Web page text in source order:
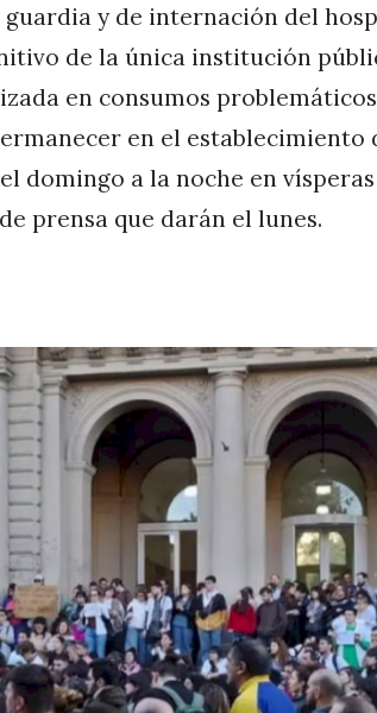
y de internación del
de la única institución
en consumos
en el establecimiento
domingo a la noche en
prensa que darán el lunes.